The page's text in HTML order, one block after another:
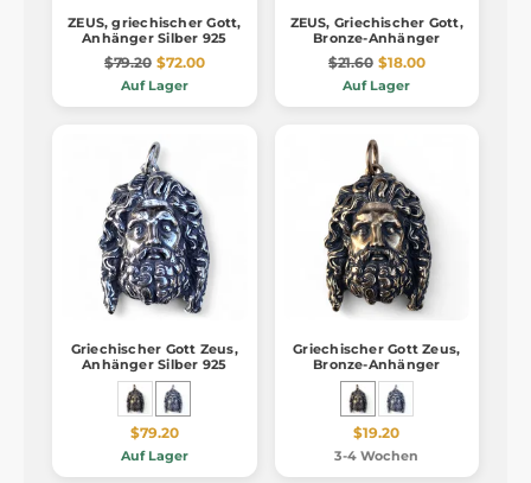
ZEUS, griechischer Gott,
Anhänger Silber 925
$79.20 $72.00
Auf Lager
ZEUS, Griechischer Gott,
Bronze-Anhänger
$21.60 $18.00
Auf Lager
Griechischer Gott Zeus,
Anhänger Silber 925
$79.20
Auf Lager
Griechischer Gott Zeus,
Bronze-Anhänger
$19.20
3-4 Wochen